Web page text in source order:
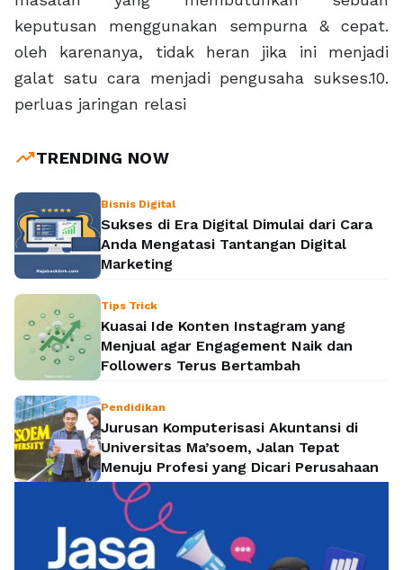
keputusan menggunakan sempurna & cepat.
oleh karenanya, tidak heran jika ini menjadi
galat satu cara menjadi pengusaha sukses.10.
perluas jaringan relasi
trending_upTRENDING NOW
Bisnis Digital
Sukses di Era Digital Dimulai dari Cara
Anda Mengatasi Tantangan Digital
Marketing
Tips Trick
Kuasai Ide Konten Instagram yang
Menjual agar Engagement Naik dan
Followers Terus Bertambah
Pendidikan
Jurusan Komputerisasi Akuntansi di
Universitas Ma’soem, Jalan Tepat
Menuju Profesi yang Dicari Perusahaan